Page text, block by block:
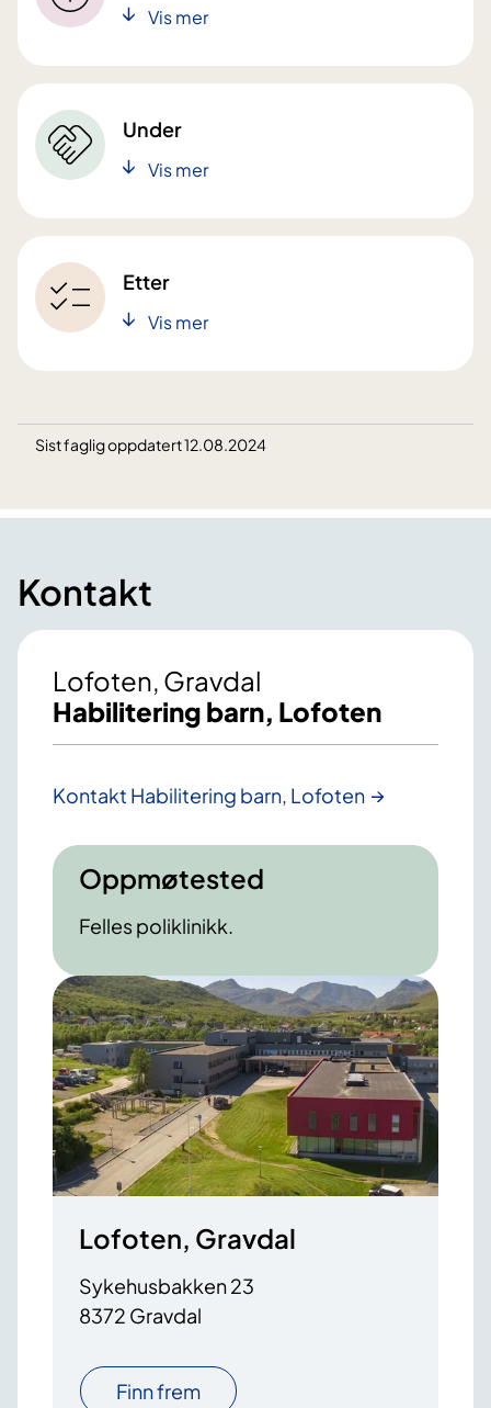
Vis mer
Under
Vis mer
Etter
Vis mer
Sist faglig oppdatert 12.08.2024
Kontakt
Lofoten, Gravdal
Habilitering barn, Lofoten
Kontakt Habilitering barn, Lofoten
Oppmøtested
Felles poliklinikk.
Lofoten, Gravdal
Sykehusbakken 23
8372 Gravdal
Finn frem